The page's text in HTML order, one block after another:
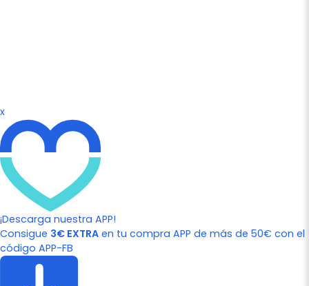
x
¡Descarga nuestra APP!
Consigue 3€ EXTRA en tu compra APP de más de 50€ con el
código APP-FB